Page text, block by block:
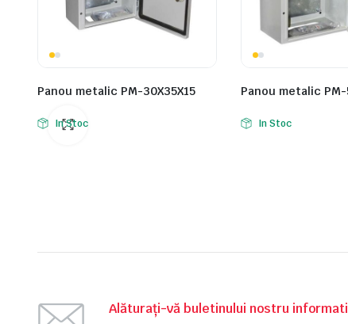
Panou metalic PM-30X35X15
In Stoc
Panou metalic PM-
In Stoc
Alăturați-vă buletinului nostru